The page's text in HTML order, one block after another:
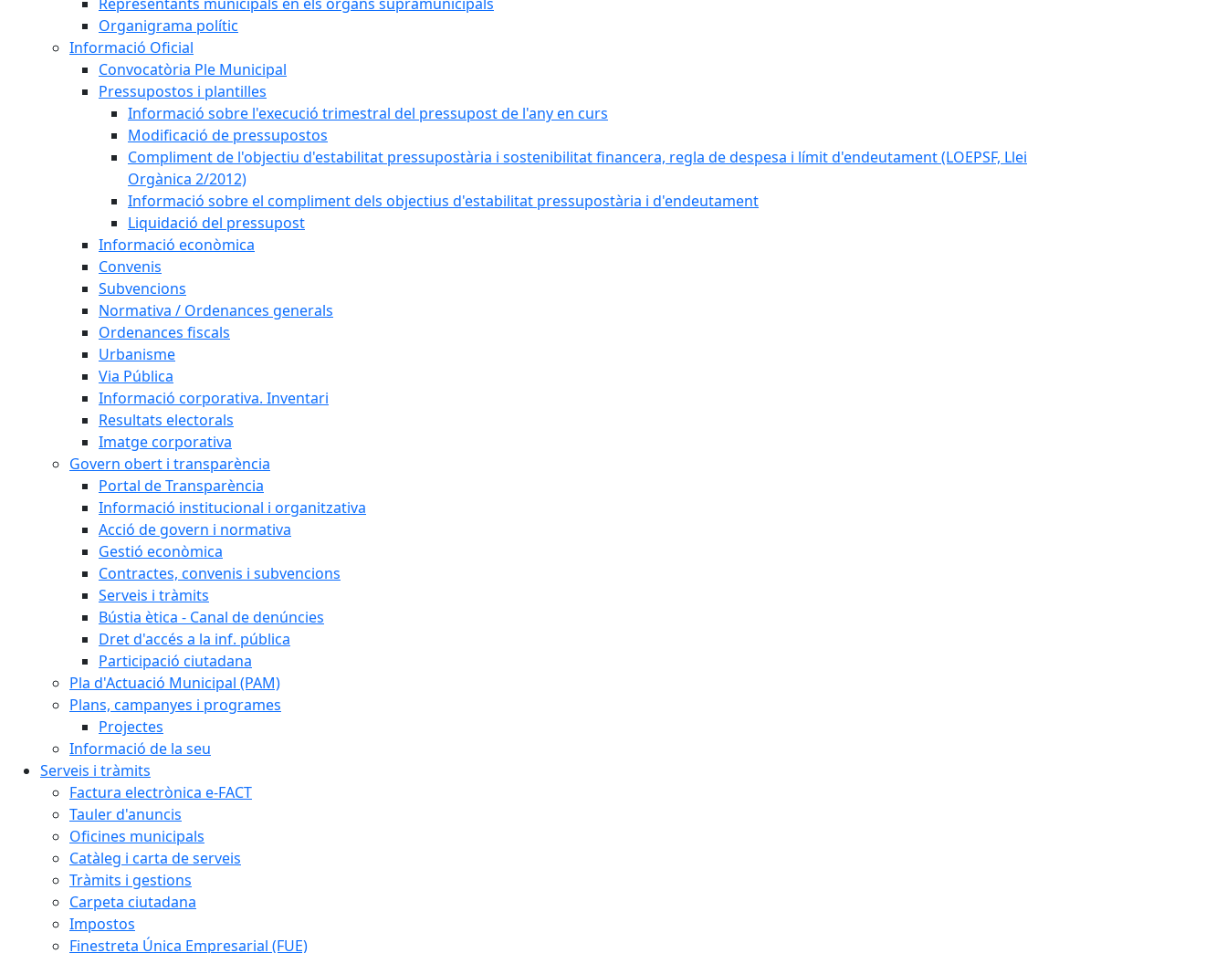
Organigrama polític
Informació Oficial
Convocatòria Ple Municipal
Pressupostos i plantilles
Informació sobre l'execució trimestral del pressupost de l'any en curs
Modificació de pressupostos
Compliment de l'objectiu d'estabilitat pressupostària i sostenibilitat financera, regla de despesa i límit d'endeutament (LOEPSF, Llei
Orgànica 2/2012)
Informació sobre el compliment dels objectius d'estabilitat pressupostària i d'endeutament
Liquidació del pressupost
Informació econòmica
Convenis
Subvencions
Normativa / Ordenances generals
Ordenances fiscals
Urbanisme
Via Pública
Informació corporativa. Inventari
Resultats electorals
Imatge corporativa
Govern obert i transparència
Portal de Transparència
Informació institucional i organitzativa
Acció de govern i normativa
Gestió econòmica
Contractes, convenis i subvencions
Serveis i tràmits
Bústia ètica - Canal de denúncies
Dret d'accés a la inf. pública
Participació ciutadana
Pla d'Actuació Municipal (PAM)
Plans, campanyes i programes
Projectes
Informació de la seu
Serveis i tràmits
Factura electrònica e-FACT
Tauler d'anuncis
Oficines municipals
Catàleg i carta de serveis
Tràmits i gestions
Carpeta ciutadana
Impostos
Finestreta Única Empresarial (FUE)